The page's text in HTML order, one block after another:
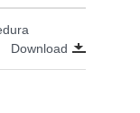
Download